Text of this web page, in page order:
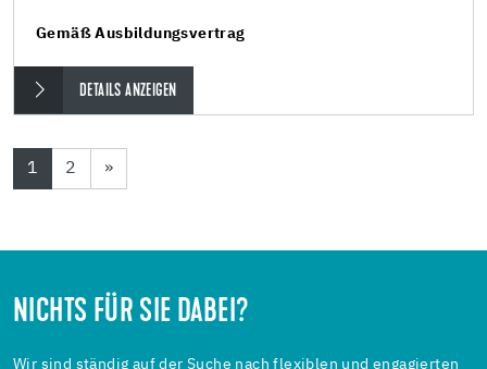
Gemäß Ausbildungsvertrag
DETAILS ANZEIGEN
1 2 »
NICHTS FÜR SIE DABEI?
Wir sind ständig auf der Suche nach flexiblen und engagierten